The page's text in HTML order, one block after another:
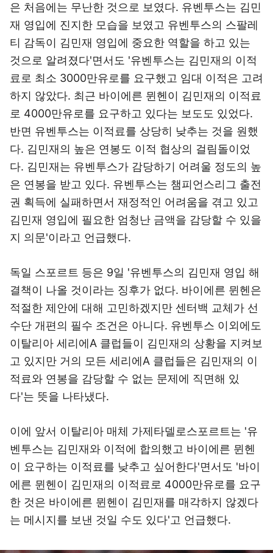
은 처음에는 무난한 것으로 보였다. 유벤투스는 김민
재 영입에 진지한 모습을 보였고 유벤투스의 스팔레
티 감독이 김민재 영입에 중요한 역할을 하고 있는
것으로 알려졌다'면서도 '유벤투스는 김민재의 이적
료로 최소 3000만유로를 요구했고 임대 이적은 고려
하지 않았다. 최근 바이에른 뮌헨이 김민재의 이적료
로 4000만유로를 요구하고 있다는 보도도 있었다.
반면 유벤투스는 이적료를 상당히 낮추는 것을 원했
다. 김민재의 높은 연봉도 이적 협상의 걸림돌이었
다. 김민재는 유벤투스가 감당하기 어려울 정도의 높
은 연봉을 받고 있다. 유벤투스는 챔피언스리그 출전
권 획득에 실패하면서 재정적인 어려움을 겪고 있고
김민재 영입에 필요한 엄청난 금액을 감당할 수 있을
지 의문'이라고 언급했다.
독일 스포르트 등은 9일 '유벤투스의 김민재 영입 해
결책이 나올 것이라는 징후가 없다. 바이에른 뮌헨은
적절한 제안에 대해 고민하겠지만 센터백 교체가 선
수단 개편의 필수 조건은 아니다. 유벤투스 이외에도
이탈리아 세리에A 클럽들이 김민재의 상황을 지켜보
고 있지만 거의 모든 세리에A 클럽들은 김민재의 이
적료와 연봉을 감당할 수 없는 문제에 직면해 있
다'는 뜻을 나타냈다.
이에 앞서 이탈리아 매체 가제타델로스포르트는 '유
벤투스는 김민재와 이적에 합의했고 바이에른 뮌헨
이 요구하는 이적료를 낮추고 싶어한다'면서도 '바이
에른 뮌헨이 김민재의 이적료로 4000만유로를 요구
한 것은 바이에른 뮌헨이 김민재를 매각하지 않겠다
는 메시지를 보낸 것일 수도 있다'고 언급했다.